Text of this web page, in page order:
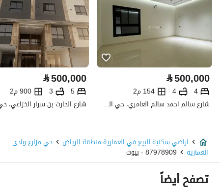
عدد الغرف
-
خدمات العقار
تفاصيل اضافية
عرض الشارع
15
رقم المخطط
2
رقم صك الملكية
⃁500,000
4
4
154 م2
شارع سالم احمد سالم العامري، حي الشامية الجديد، مكة
⃁500,000
5
3 900 م2
اراضي سكنية للبيع في العمارية منطقة الرياض حي مزارع وادى
العماريه 87978909 - بيوت
تصفح أيضاً